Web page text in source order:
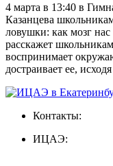
4 марта в 13:40 в
Казанцева
ловушки: как мозг
расскажет
воспринимает
достраивает ее,
Контакты:
ИЦАЭ: